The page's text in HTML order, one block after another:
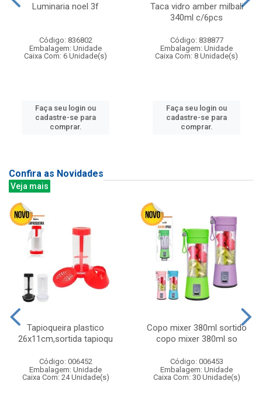
Luminaria noel 3f
Código: 836802
Embalagem: Unidade
Caixa Com: 6 Unidade(s)
Faça seu login ou
cadastre-se para
comprar.
Taca vidro amber milbali
340ml c/6pcs
Código: 838877
Embalagem: Unidade
Caixa Com: 8 Unidade(s)
Faça seu login ou
cadastre-se para
comprar.
Confira as Novidades
Veja mais
Tapioqueira plastico
26x11cm,sortida tapioqu
Código: 006452
Embalagem: Unidade
Caixa Com: 24 Unidade(s)
Copo mixer 380ml sortido
copo mixer 380ml so
Código: 006453
Embalagem: Unidade
Caixa Com: 30 Unidade(s)